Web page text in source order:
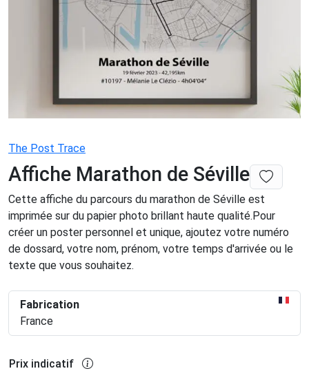
The Post Trace
Affiche Marathon de Séville
Cette affiche du parcours du marathon de Séville est
imprimée sur du papier photo brillant haute qualité.Pour
créer un poster personnel et unique, ajoutez votre numéro
de dossard, votre nom, prénom, votre temps d'arrivée ou le
texte que vous souhaitez.
Fabrication
France
Prix indicatif